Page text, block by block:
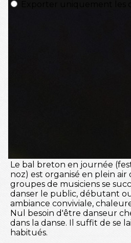
Le bal breton en journée
noz) est organisé en plein
groupes de musiciens se
danser le public, débutant
ambiance conviviale,
Nul besoin d'être danseur
dans la danse. Il suffit de se
habitués.